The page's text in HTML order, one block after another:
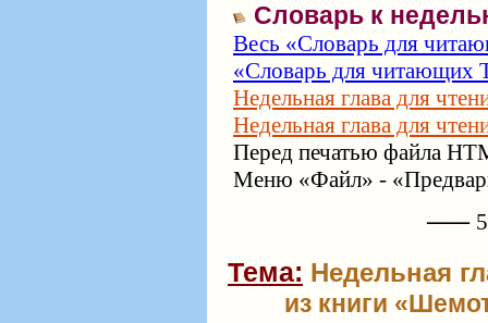
Словарь к
Весь «Словарь для
«Словарь для читающих
Недельная глава для
Недельная глава для
Перед печатью файла
Меню «Файл» -
⸺
Тема: Недельная
из книги